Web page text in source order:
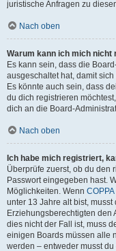
juristische Anfragen zu
Nach oben
Warum kann ich mich nicht
Es kann sein, dass die
ausgeschaltet hat, damit
Es könnte auch sein, dass
du dich registrieren
dich an die Board-
Nach oben
Ich habe mich registriert,
Überprüfe zuerst, ob du den
Passwort eingegeben hast.
Möglichkeiten. Wenn COPPA
unter 13 Jahre alt bist,
Erziehungsberechtigten den
dies nicht der Fall ist, muss
einigen Boards müssen alle
werden – entweder musst